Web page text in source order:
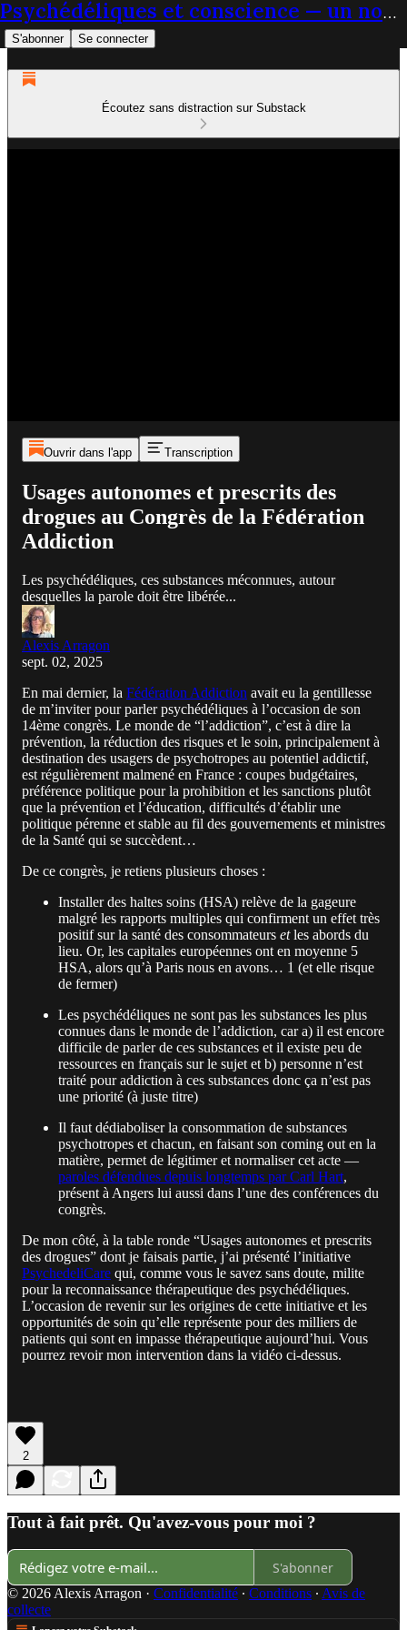
Psychédéliques et conscience — un nouveau paradigme du soin
S'abonner Se connecter
Écoutez sans distraction sur Substack
Ouvrir dans l'app Transcription
Usages autonomes et prescrits des
drogues au Congrès de la Fédération
Addiction
Les psychédéliques, ces substances méconnues, autour
desquelles la parole doit être libérée...
Alexis Arragon
sept. 02, 2025
En mai dernier, la Fédération Addiction avait eu la gentillesse
de m’inviter pour parler psychédéliques à l’occasion de son
14ème congrès. Le monde de “l’addiction”, c’est à dire la
prévention, la réduction des risques et le soin, principalement à
destination des usagers de psychotropes au potentiel addictif,
est régulièrement malmené en France : coupes budgétaires,
préférence politique pour la prohibition et les sanctions plutôt
que la prévention et l’éducation, difficultés d’établir une
politique pérenne et stable au fil des gouvernements et ministres
de la Santé qui se succèdent…
De ce congrès, je retiens plusieurs choses :
Installer des haltes soins (HSA) relève de la gageure
malgré les rapports multiples qui confirment un effet très
positif sur la santé des consommateurs etles abords du
lieu. Or, les capitales européennes ont en moyenne 5
HSA, alors qu’à Paris nous en avons… 1 (et elle risque
de fermer)
Les psychédéliques ne sont pas les substances les plus
connues dans le monde de l’addiction, car a) il est encore
difficile de parler de ces substances et il existe peu de
ressources en français sur le sujet et b) personne n’est
traité pour addiction à ces substances donc ça n’est pas
une priorité (à juste titre)
Il faut dédiaboliser la consommation de substances
psychotropes et chacun, en faisant son coming out en la
matière, permet de légitimer et normaliser cet acte —
paroles défendues depuis longtemps par Carl Hart,
présent à Angers lui aussi dans l’une des conférences du
congrès.
De mon côté, à la table ronde “Usages autonomes et prescrits
des drogues” dont je faisais partie, j’ai présenté l’initiative
PsychedeliCare qui, comme vous le savez sans doute, milite
pour la reconnaissance thérapeutique des psychédéliques.
L’occasion de revenir sur les origines de cette initiative et les
opportunités de soin qu’elle représente pour des milliers de
patients qui sont en impasse thérapeutique aujourd’hui. Vous
pourrez revoir mon intervention dans la vidéo ci-dessus.
2
Tout à fait prêt. Qu'avez-vous pour moi ?
S'abonner
© 2026 Alexis Arragon · Confidentialité ∙ Conditions ∙ Avis de
collecte